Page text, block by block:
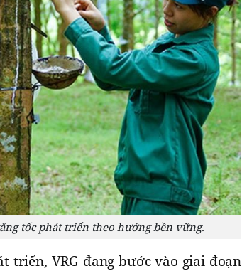
tốc phát triển theo hướng bền vững.
triển, VRG đang bước vào giai đoạn